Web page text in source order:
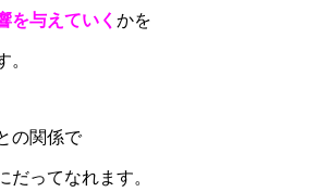
を与えていく かを
。
の関係で
だってなれます。